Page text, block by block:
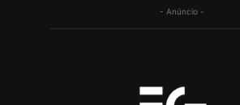
- Anúncio -